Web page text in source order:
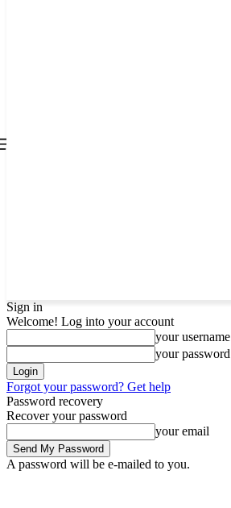
Sign in
Welcome! Log into your account
your username
your password
Forgot your password? Get help
Password recovery
Recover your password
your email
A password will be e-mailed to you.